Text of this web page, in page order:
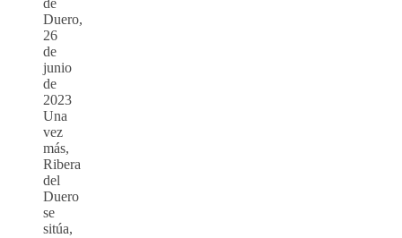
de
Duero,
26
de
junio
de
2023
Una
vez
más,
Ribera
del
Duero
se
sitúa,